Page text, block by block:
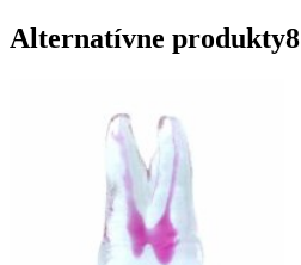
Alternatívne produkty8